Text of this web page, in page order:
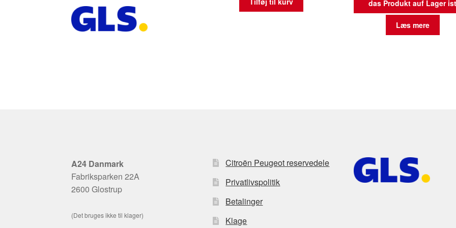
das Produkt auf Lager
Læs mere
A24 Danmark
Fabriksparken 22A
2600 Glostrup
(Det bruges ikke til klager)
Citroën Peugeot reservedele
Privatlivspolitik
Betalinger
Klage